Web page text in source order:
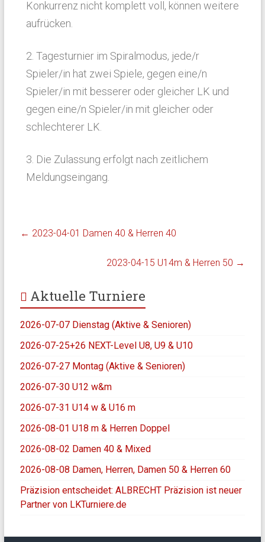
Konkurrenz nicht komplett voll, können weitere
aufrücken.
2. Tagesturnier im Spiralmodus, jede/r
Spieler/in hat zwei Spiele, gegen eine/n
Spieler/in mit besserer oder gleicher LK und
gegen eine/n Spieler/in mit gleicher oder
schlechterer LK.
3. Die Zulassung erfolgt nach zeitlichem
Meldungseingang.
← 2023-04-01 Damen 40 & Herren 40
2023-04-15 U14m & Herren 50 →
Aktuelle Turniere
2026-07-07 Dienstag (Aktive & Senioren)
2026-07-25+26 NEXT-Level U8, U9 & U10
2026-07-27 Montag (Aktive & Senioren)
2026-07-30 U12 w&m
2026-07-31 U14 w & U16 m
2026-08-01 U18 m & Herren Doppel
2026-08-02 Damen 40 & Mixed
2026-08-08 Damen, Herren, Damen 50 & Herren 60
Präzision entscheidet: ALBRECHT Präzision ist neuer
Partner von LKTurniere.de